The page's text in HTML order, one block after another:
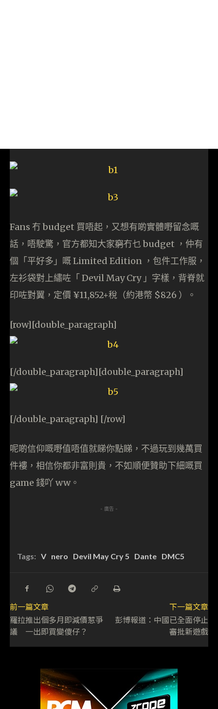
Fans 冇 budget 買唔起，又想有啲實體嘢留念嘅
話，唔駛驚，官方都知大家窮冇乜 budget ，仲有
個「平好多」嘅 Limited Edition ，包件工作服，
左衫袋對上繡咗「 Devil May Cry 」字樣，背脊就
印咗對翼，定價 ¥11,852+稅（約港幣 $826 ）。
[row][double_paragraph]
[/double_paragraph][double_paragraph]
[/double_paragraph] [/row]
呢啲信仰嘅嘢值唔值就睇你點睇，不過玩到幾萬買
件褸，相信你都非富則貴，不如順便贊助下細嘅買
game 錢吖 ww。
- 廣告 -
Tags: V nero Devil May Cry 5 Dante DMC5
前一篇文章
羅拉推出個多月即減價惹爭
議 一出即買變傻仔？
下一篇文章
彭博報道：中國已全面停止
審批新遊戲